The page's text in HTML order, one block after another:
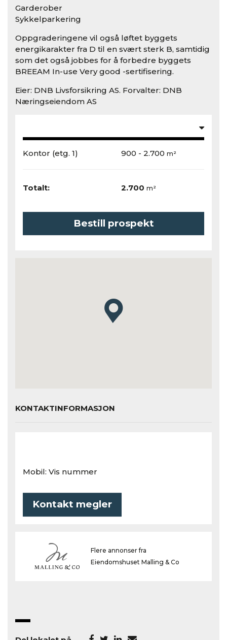
Garderober
Sykkelparkering
Oppgraderingene vil også løftet byggets
energikarakter fra D til en svært sterk B, samtidig
som det også jobbes for å forbedre byggets
BREEAM In-use Very good -sertifisering.
Eier: DNB Livsforsikring AS. Forvalter: DNB
Næringseiendom AS
Kontor (etg. 1) 900 - 2.700 m²
Totalt: 2.700 m²
Bestill prospekt
KONTAKTINFORMASJON
Mobil: Vis nummer
Kontakt megler
Flere annonser fra
Eiendomshuset Malling & Co